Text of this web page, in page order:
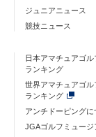
ジュニアニュース
競技ニュース
日本アマチュアゴル
ランキング
世界アマチュアゴル
ランキング
アンチドーピングに
JGAゴルフミュージ